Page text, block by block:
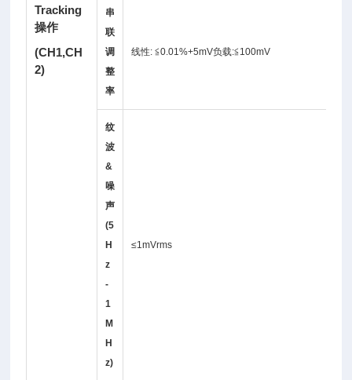
Tracking
操作
(CH1,CH
2)
串
联
调
整
率
线性: ≦0.01%+5mV负载:≦100mV
纹
波
&
噪
声
(5
H
z
-
1
M
H
z)
≤1mVrms